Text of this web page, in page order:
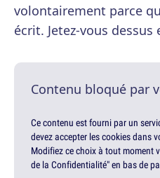
volontairement parce
écrit. Jetez-vous dessus
Contenu bloqué par
Ce contenu est fourni par un
devez accepter les cookies dans
Modifiez ce choix à tout moment
de la Confidentialité" en bas de